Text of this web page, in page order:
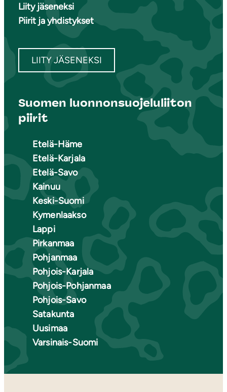
Liity jäseneksi
Piirit ja yhdistykset
LIITY JÄSENEKSI
Suomen luonnonsuojeluliiton
piirit
Etelä-Häme
Etelä-Karjala
Etelä-Savo
Kainuu
Keski-Suomi
Kymenlaakso
Lappi
Pirkanmaa
Pohjanmaa
Pohjois-Karjala
Pohjois-Pohjanmaa
Pohjois-Savo
Satakunta
Uusimaa
Varsinais-Suomi